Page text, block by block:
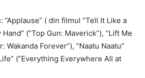
”Applause” ( din filmul ”Tell It Like a
Hand” (”Top Gun: Maverick”), ”Lift Me
Wakanda Forever”), ”Naatu Naatu”
(”Everything Everywhere All at